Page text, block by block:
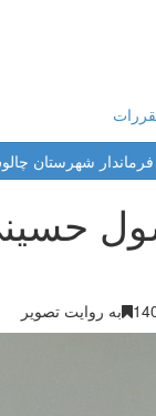
شهرستان
به روایت تصویر ‎